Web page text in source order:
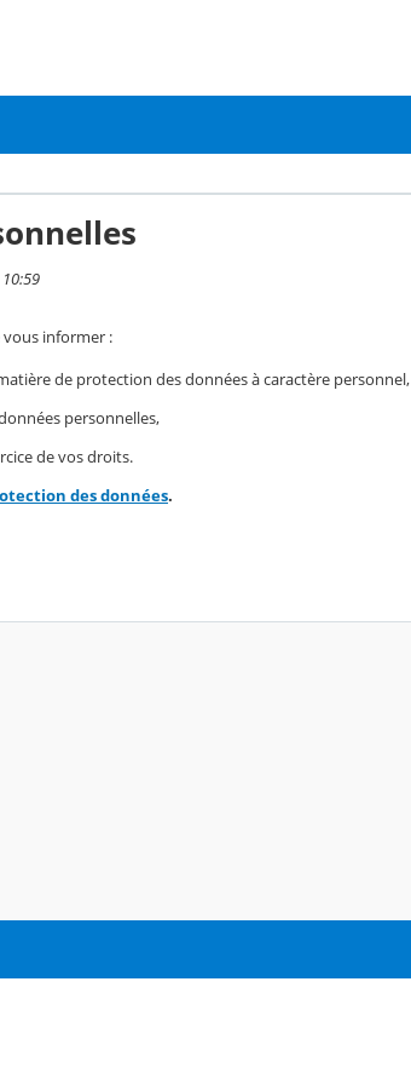
informer :
de protection des données à caractère personnel,
personnelles,
de vos droits.
des données.